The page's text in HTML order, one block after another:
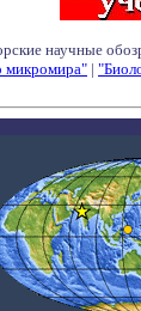
научные
микромира" |